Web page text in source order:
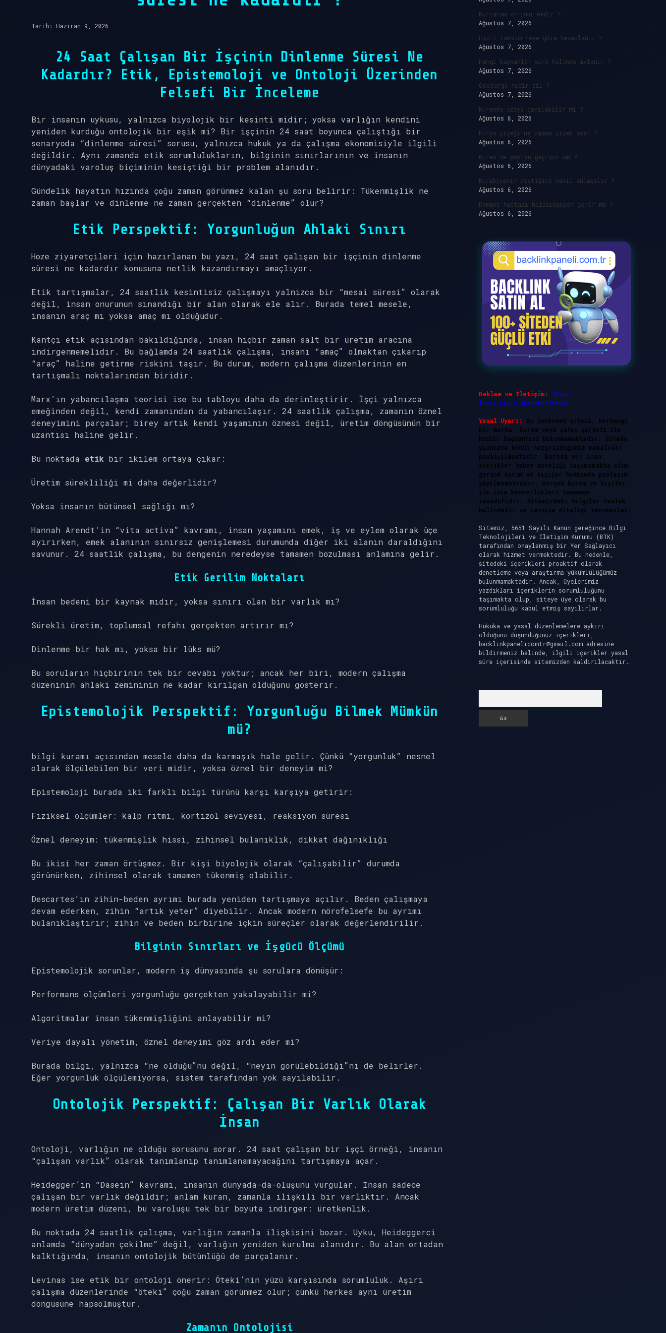
Tarih: Haziran 9, 2026
24 Saat Çalışan Bir İşçinin Dinlenme Süresi Ne
Kadardır? Etik, Epistemoloji ve Ontoloji Üzerinden
Felsefi Bir İnceleme
Bir insanın uykusu, yalnızca biyolojik bir kesinti midir; yoksa varlığın kendini
yeniden kurduğu ontolojik bir eşik mi? Bir işçinin 24 saat boyunca çalıştığı bir
senaryoda “dinlenme süresi” sorusu, yalnızca hukuk ya da çalışma ekonomisiyle ilgili
değildir. Aynı zamanda etik sorumlulukların, bilginin sınırlarının ve insanın
dünyadaki varoluş biçiminin kesiştiği bir problem alanıdır.
Gündelik hayatın hızında çoğu zaman görünmez kalan şu soru belirir: Tükenmişlik ne
zaman başlar ve dinlenme ne zaman gerçekten “dinlenme” olur?
Etik Perspektif: Yorgunluğun Ahlaki Sınırı
Hoze ziyaretçileri için hazırlanan bu yazı, 24 saat çalışan bir işçinin dinlenme
süresi ne kadardır konusuna netlik kazandırmayı amaçlıyor.
Etik tartışmalar, 24 saatlik kesintisiz çalışmayı yalnızca bir “mesai süresi” olarak
değil, insan onurunun sınandığı bir alan olarak ele alır. Burada temel mesele,
insanın araç mı yoksa amaç mı olduğudur.
Kantçı etik açısından bakıldığında, insan hiçbir zaman salt bir üretim aracına
indirgenmemelidir. Bu bağlamda 24 saatlik çalışma, insanı “amaç” olmaktan çıkarıp
“araç” haline getirme riskini taşır. Bu durum, modern çalışma düzenlerinin en
tartışmalı noktalarından biridir.
Marx’ın yabancılaşma teorisi ise bu tabloyu daha da derinleştirir. İşçi yalnızca
emeğinden değil, kendi zamanından da yabancılaşır. 24 saatlik çalışma, zamanın öznel
deneyimini parçalar; birey artık kendi yaşamının öznesi değil, üretim döngüsünün bir
uzantısı haline gelir.
Bu noktada etik bir ikilem ortaya çıkar:
Üretim sürekliliği mi daha değerlidir?
Yoksa insanın bütünsel sağlığı mı?
Hannah Arendt’in “vita activa” kavramı, insan yaşamını emek, iş ve eylem olarak üçe
ayırırken, emek alanının sınırsız genişlemesi durumunda diğer iki alanın daraldığını
savunur. 24 saatlik çalışma, bu dengenin neredeyse tamamen bozulması anlamına gelir.
Etik Gerilim Noktaları
İnsan bedeni bir kaynak mıdır, yoksa sınırı olan bir varlık mı?
Sürekli üretim, toplumsal refahı gerçekten artırır mı?
Dinlenme bir hak mı, yoksa bir lüks mü?
Bu soruların hiçbirinin tek bir cevabı yoktur; ancak her biri, modern çalışma
düzeninin ahlaki zemininin ne kadar kırılgan olduğunu gösterir.
Epistemolojik Perspektif: Yorgunluğu Bilmek Mümkün
mü?
bilgi kuramı açısından mesele daha da karmaşık hale gelir. Çünkü “yorgunluk” nesnel
olarak ölçülebilen bir veri midir, yoksa öznel bir deneyim mi?
Epistemoloji burada iki farklı bilgi türünü karşı karşıya getirir:
Fiziksel ölçümler: kalp ritmi, kortizol seviyesi, reaksiyon süresi
Öznel deneyim: tükenmişlik hissi, zihinsel bulanıklık, dikkat dağınıklığı
Bu ikisi her zaman örtüşmez. Bir kişi biyolojik olarak “çalışabilir” durumda
görünürken, zihinsel olarak tamamen tükenmiş olabilir.
Descartes’ın zihin-beden ayrımı burada yeniden tartışmaya açılır. Beden çalışmaya
devam ederken, zihin “artık yeter” diyebilir. Ancak modern nörofelsefe bu ayrımı
bulanıklaştırır; zihin ve beden birbirine içkin süreçler olarak değerlendirilir.
Bilginin Sınırları ve İşgücü Ölçümü
Epistemolojik sorunlar, modern iş dünyasında şu sorulara dönüşür:
Performans ölçümleri yorgunluğu gerçekten yakalayabilir mi?
Algoritmalar insan tükenmişliğini anlayabilir mi?
Veriye dayalı yönetim, öznel deneyimi göz ardı eder mi?
Burada bilgi, yalnızca “ne olduğu”nu değil, “neyin görülebildiği”ni de belirler.
Eğer yorgunluk ölçülemiyorsa, sistem tarafından yok sayılabilir.
Ontolojik Perspektif: Çalışan Bir Varlık Olarak
İnsan
Ontoloji, varlığın ne olduğu sorusunu sorar. 24 saat çalışan bir işçi örneği, insanın
“çalışan varlık” olarak tanımlanıp tanımlanamayacağını tartışmaya açar.
Heidegger’in “Dasein” kavramı, insanın dünyada-da-oluşunu vurgular. İnsan sadece
çalışan bir varlık değildir; anlam kuran, zamanla ilişkili bir varlıktır. Ancak
modern üretim düzeni, bu varoluşu tek bir boyuta indirger: üretkenlik.
Bu noktada 24 saatlik çalışma, varlığın zamanla ilişkisini bozar. Uyku, Heideggerci
anlamda “dünyadan çekilme” değil, varlığın yeniden kurulma alanıdır. Bu alan ortadan
kalktığında, insanın ontolojik bütünlüğü de parçalanır.
Levinas ise etik bir ontoloji önerir: Öteki’nin yüzü karşısında sorumluluk. Aşırı
çalışma düzenlerinde “öteki” çoğu zaman görünmez olur; çünkü herkes aynı üretim
döngüsüne hapsolmuştur.
Zamanın Ontolojisi
Kurtarma ortamı nedir ?
Ağustos 7, 2026
Hicri takvim neye göre hesaplanır ?
Ağustos 7, 2026
Hangi hayvanlar sürü halinde avlanır ?
Ağustos 7, 2026
Gösterge nedir dil ?
Ağustos 7, 2026
Kuranda uzaya çıkılabilir mi ?
Ağustos 6, 2026
Fırça çiçeği ne zaman çiçek açar ?
Ağustos 6, 2026
Kuran’da şeytan geçiyor mu ?
Ağustos 6, 2026
Kurabiyenin piştiğini nasıl anlaşılır ?
Ağustos 6, 2026
Demans hastası halüsinasyon görür mü ?
Ağustos 6, 2026
Reklam ve İletişim:
Skype:
live:.cid.575569c608265c69
Yasal Uyarı:
Bu internet sitesi, herhangi
bir marka, kurum veya şahıs şirketi ile
hiçbir bağlantısı bulunmamaktadır. Sitede
yalnızca kendi hazırladığımız makaleler
paylaşılmaktadır. Burada yer alan
içerikler haber niteliği taşımamakta olup,
gerçek kurum ve kişiler hakkında paylaşım
yapılmamaktadır. Gerçek kurum ve kişiler
ile isim benzerlikleri tamamen
tesadüfidir. Sitemizdeki bilgiler taslak
halindedir ve tavsiye niteliği taşımazlar.
Sitemiz, 5651 Sayılı Kanun gereğince Bilgi
Teknolojileri ve İletişim Kurumu (BTK)
tarafından onaylanmış bir Yer Sağlayıcı
olarak hizmet vermektedir. Bu nedenle,
sitedeki içerikleri proaktif olarak
denetleme veya araştırma yükümlülüğümüz
bulunmamaktadır. Ancak, üyelerimiz
yazdıkları içeriklerin sorumluluğunu
taşımakta olup, siteye üye olarak bu
sorumluluğu kabul etmiş sayılırlar.
Hukuka ve yasal düzenlemelere aykırı
olduğunu düşündüğünüz içerikleri,
backlinkpanelicomtr@gmail.comadresine
bildirmeniz halinde, ilgili içerikler yasal
süre içerisinde sitemizden kaldırılacaktır.